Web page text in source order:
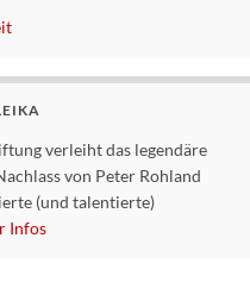
verleiht das legendäre
von Peter Rohland
(und talentierte)
Infos